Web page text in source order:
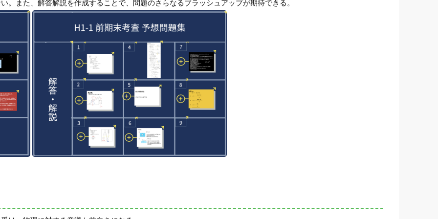
。また、解答解説を作成することで、問題のさらなるブラッシュアップが期待できる。